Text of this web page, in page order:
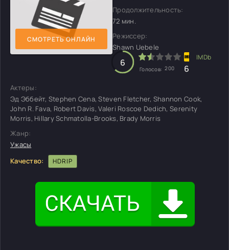
СМОТРЕТЬ ОНЛАЙН
Продолжительность:
72 мин.
Режиссер:
Shawn Uebele
6
Голосов: 200 6
Актеры:
Эд Эббейт, Stephen Cena, Steven Fletcher, Shannon Cook,
John R. Fava, Robert Davis, Valeri Roscoe Dedich, Serenity
Morris, Hillary Schmatolla-Brooks, Brady Morris
Жанр:
Ужасы
Качество:
HDRIP